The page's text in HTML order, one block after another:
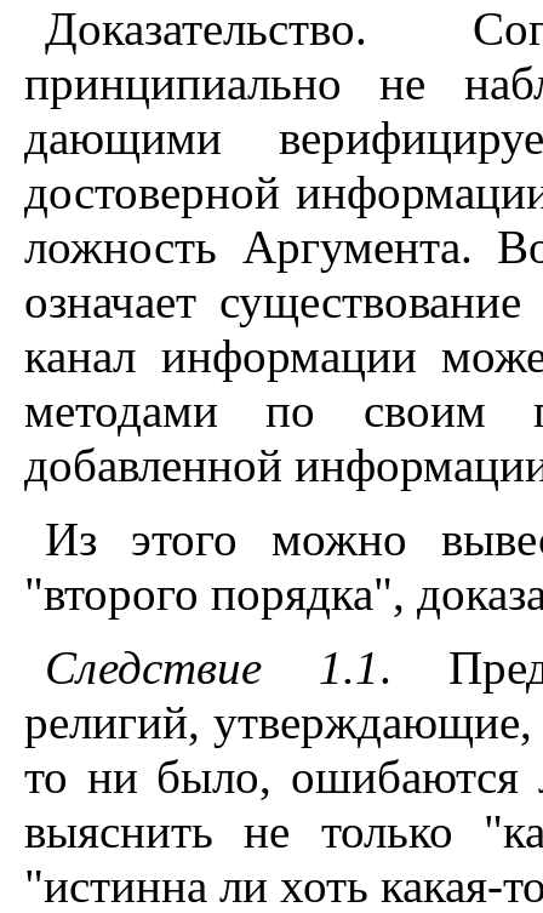
Доказательство.
принципиально не
дающими
достоверной
ложность Аргумента.
означает
канал информации
методами по своим
добавленной
Из этого можно
"второго порядка",
Следствие 1.1.
религий, утверждающие,
то ни было, ошибаются
выяснить не только
"истинна ли хоть какая-